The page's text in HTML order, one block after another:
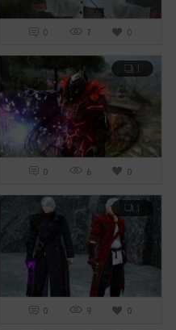
0 7 0
0 6 0
1
0 9 0